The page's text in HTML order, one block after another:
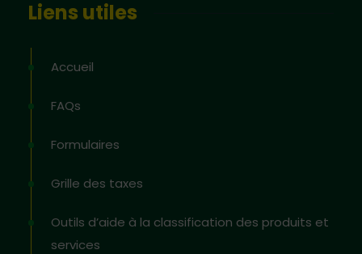
Liens utiles
Accueil
FAQs
Formulaires
Grille des taxes
Outils d’aide à la classification des produits et
services